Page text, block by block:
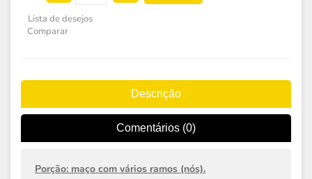
Lista de desejos
Comparar
Descrição
Comentários (0)
Porção: maço com vários ramos (nós).